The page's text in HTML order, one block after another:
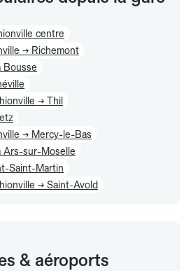
centre
→ Richemont
Bousse
→ Thil
→ Mercy-le-Bas
Ars-sur-Moselle
Saint-Martin
→ Saint-Avold
& aéroports